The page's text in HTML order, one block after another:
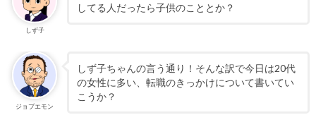
しず子
してる人だったら子供のこととか？
ジョブエモン
しず子ちゃんの言う通り！そんな訳で今日は20代
の女性に多い、転職のきっかけについて書いてい
こうか？